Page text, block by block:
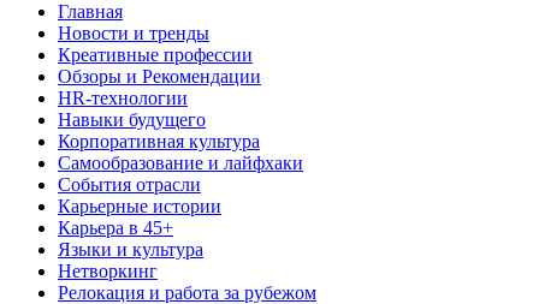
Главная
Новости и тренды
Креативные профессии
Обзоры и Рекомендации
HR‑технологии
Навыки будущего
Корпоративная культура
Самообразование и лайфхаки
События отрасли
Карьерные истории
Карьера в 45+
Языки и культура
Нетворкинг
Релокация и работа за рубежом